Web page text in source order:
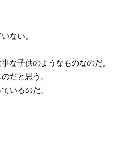
ない。
な子供のようなものなのだ。
だと思う。
いるのだ。